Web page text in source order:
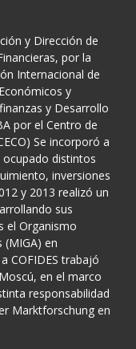
y Dirección de
por la
Internacional de
y
y Desarrollo
por el Centro de
Se incorporó a
ocupado distintos
inversiones
y 2013 realizó un
sus
el Organismo
(MIGA) en
COFIDES trabajó
en el marco
responsabilidad
Marktforschung en